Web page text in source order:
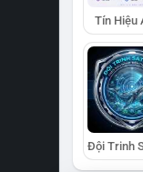
Tín Hiệu